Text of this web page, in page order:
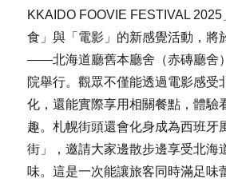
KKAIDO FOOVIE FESTIVAL
食」與「電影」的新感覺活動，將
——北海道廳舊本廳舍（赤磚廳舍
院舉行。觀眾不僅能透過電影感受
化，還能實際享用相關餐點，體驗
趣。札幌街頭還會化身成為西班牙
街」，邀請大家邊散步邊享受北海
味。這是一次能讓旅客同時滿足味